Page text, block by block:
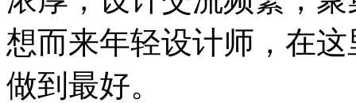
想而来年轻设计师，在
做到最好。